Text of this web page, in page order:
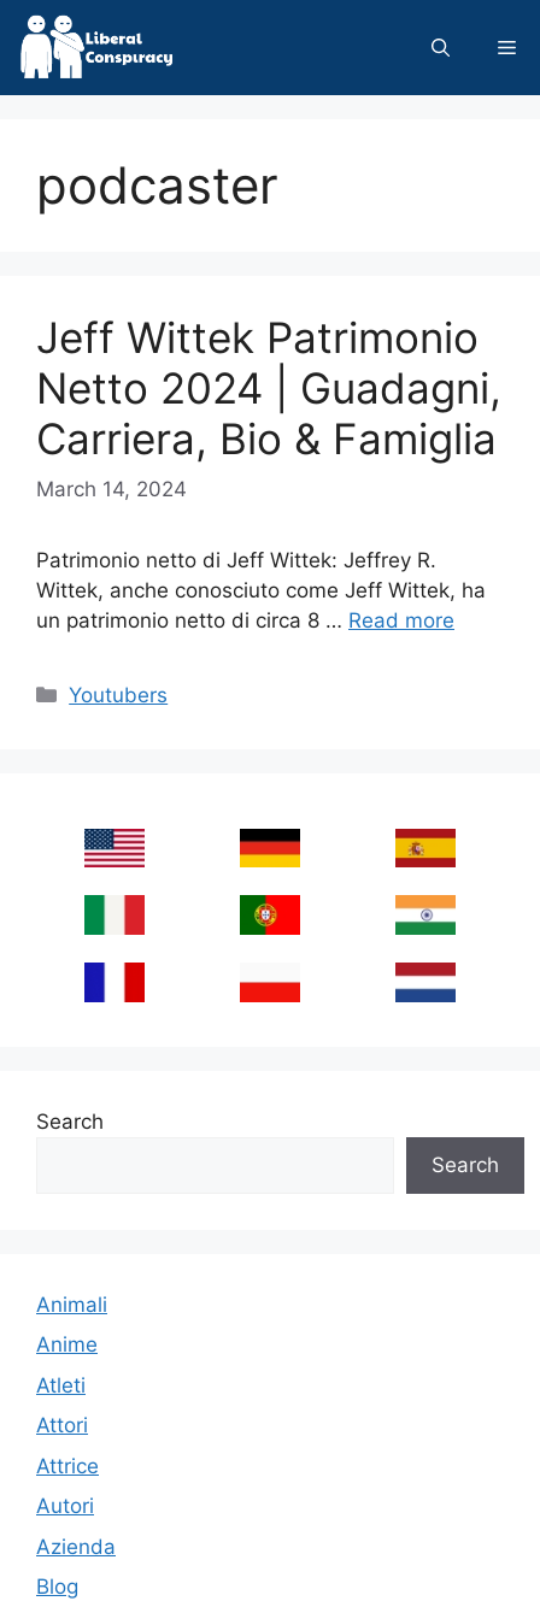
Skip
content
podcaster
Jeff Wittek Patrimonio
Netto 2024 | Guadagni,
Carriera, Bio & Famiglia
March 14, 2024
Patrimonio netto di Jeff Wittek: Jeffrey R.
Wittek, anche conosciuto come Jeff Wittek, ha
un patrimonio netto di circa 8 … Read more
Categories
Youtubers
Search
Search
Animali
Anime
Atleti
Attori
Attrice
Autori
Azienda
Blog